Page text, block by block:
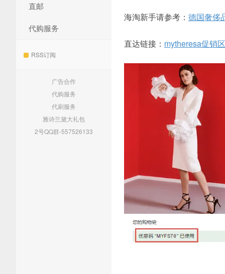
直邮
代购服务
RSS订阅
广告合作
代购服务
代刷服务
雅诗兰黛大礼包
2号QQ群-557526133
海淘新手请参考： 德国奢侈
直达链接： mytheresa促销